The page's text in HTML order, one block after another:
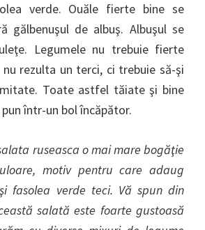
verde. Ouăle fierte bine se
gălbenuşul de albuş. Albuşul se
Legumele nu trebuie fierte
rezulta un terci, ci trebuie să-şi
Toate astfel tăiate şi bine
într-un bol încăpător.
ruseasca o mai mare bogăţie
motiv pentru care adaug
fasolea verde teci. Vă spun din
salată este foarte gustoasă